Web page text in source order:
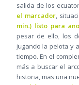
salida de los
el marcador,
min.) listo para
pesar de ello, los
jugando la pelota y
tiempo. En el
más a buscar el
historia, mas una